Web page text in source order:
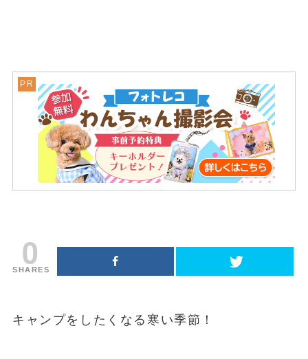
0
SHARES
キャンプをしたくなる寒い季節！